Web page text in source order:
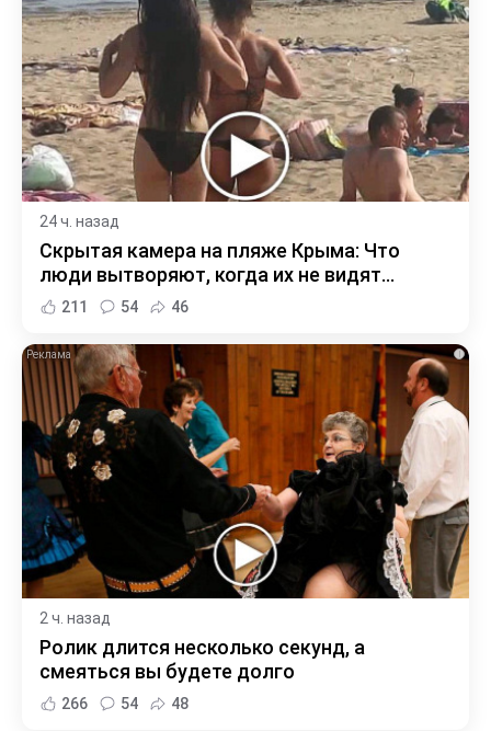
24 ч. назад
Скрытая камера на пляже Крыма: Что
люди вытворяют, когда их не видят...
211 54 46
i
2 ч. назад
Ролик длится несколько секунд, а
смеяться вы будете долго
266 54 48